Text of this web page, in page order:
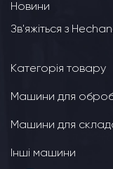
Новини
Зв'яжіться з
Категорія товару
Машини для
Машини для
Інші машини